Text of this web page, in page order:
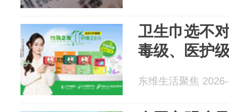
卫生巾选不
毒级、医护
东维生活聚焦